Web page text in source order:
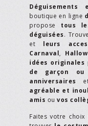
boutique en ligne
propose tous
déguisées.
et leurs
Carnaval,
idées originales
de garçon
anniversaires
agréable et
amis ou vos
Faites votre choix